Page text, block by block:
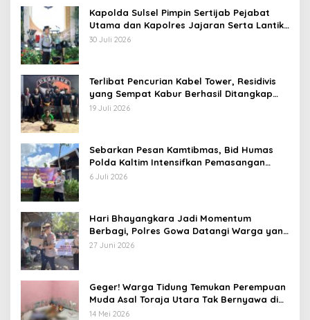
Kapolda Sulsel Pimpin Sertijab Pejabat
Utama dan Kapolres Jajaran Serta Lantik
Karolog dan Kapolresta Gowa
30 Juli 2026
Terlibat Pencurian Kabel Tower, Residivis
yang Sempat Kabur Berhasil Ditangkap
Tim Gabungan di Jeneponto
19 Juli 2026
Sebarkan Pesan Kamtibmas, Bid Humas
Polda Kaltim Intensifkan Pemasangan
Spanduk serta Pembagian Stiker
6 Juli 2026
Hari Bhayangkara Jadi Momentum
Berbagi, Polres Gowa Datangi Warga yang
Membutuhkan
27 Juni 2026
Geger! Warga Tidung Temukan Perempuan
Muda Asal Toraja Utara Tak Bernyawa di
Kamar Kos
14 Mei 2026